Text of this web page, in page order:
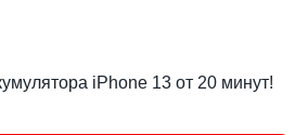
iPhone 13 от 20 минут!